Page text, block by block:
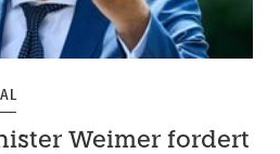
Weimer fordert